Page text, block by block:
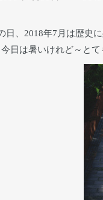
日、2018年7月は歴史
日は暑いけれど～とて